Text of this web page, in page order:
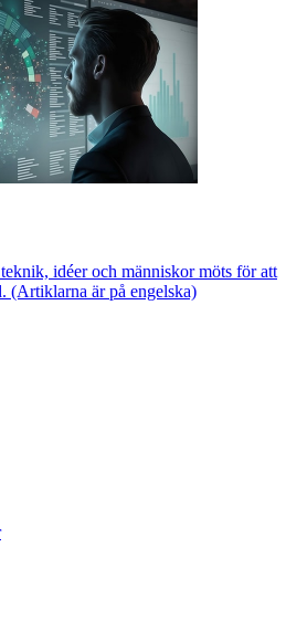
idéer och människor möts för att
(Artiklarna är på engelska)